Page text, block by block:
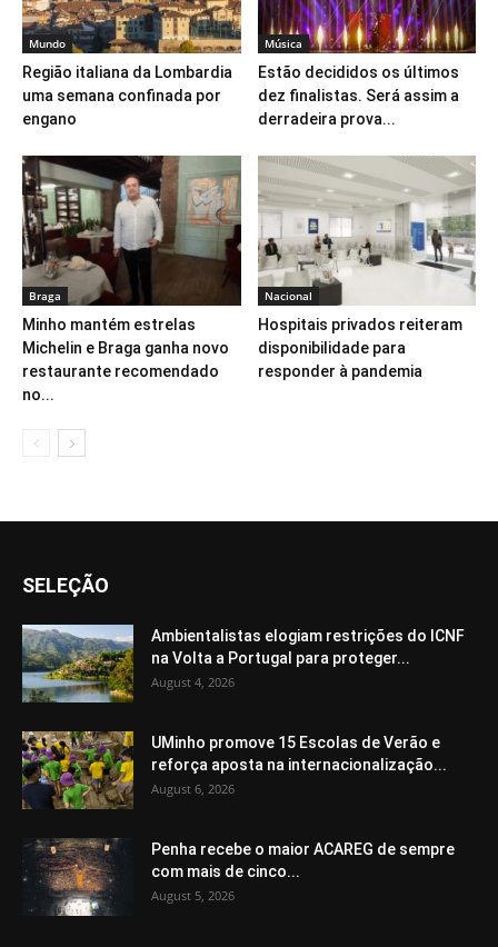
Mundo
Região italiana da Lombardia
uma semana confinada por
engano
Música
Estão decididos os últimos
dez finalistas. Será assim a
derradeira prova...
Braga
Minho mantém estrelas
Michelin e Braga ganha novo
restaurante recomendado
no...
Nacional
Hospitais privados reiteram
disponibilidade para
responder à pandemia
SELEÇÃO
Ambientalistas elogiam restrições do ICNF
na Volta a Portugal para proteger...
August 4, 2026
UMinho promove 15 Escolas de Verão e
reforça aposta na internacionalização...
August 6, 2026
Penha recebe o maior ACAREG de sempre
com mais de cinco...
August 5, 2026